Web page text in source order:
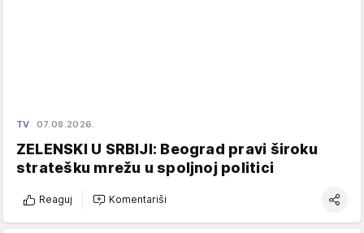
TV 07.08.2026.
ZELENSKI U SRBIJI: Beograd pravi široku
stratešku mrežu u spoljnoj politici
Reaguj Komentariši